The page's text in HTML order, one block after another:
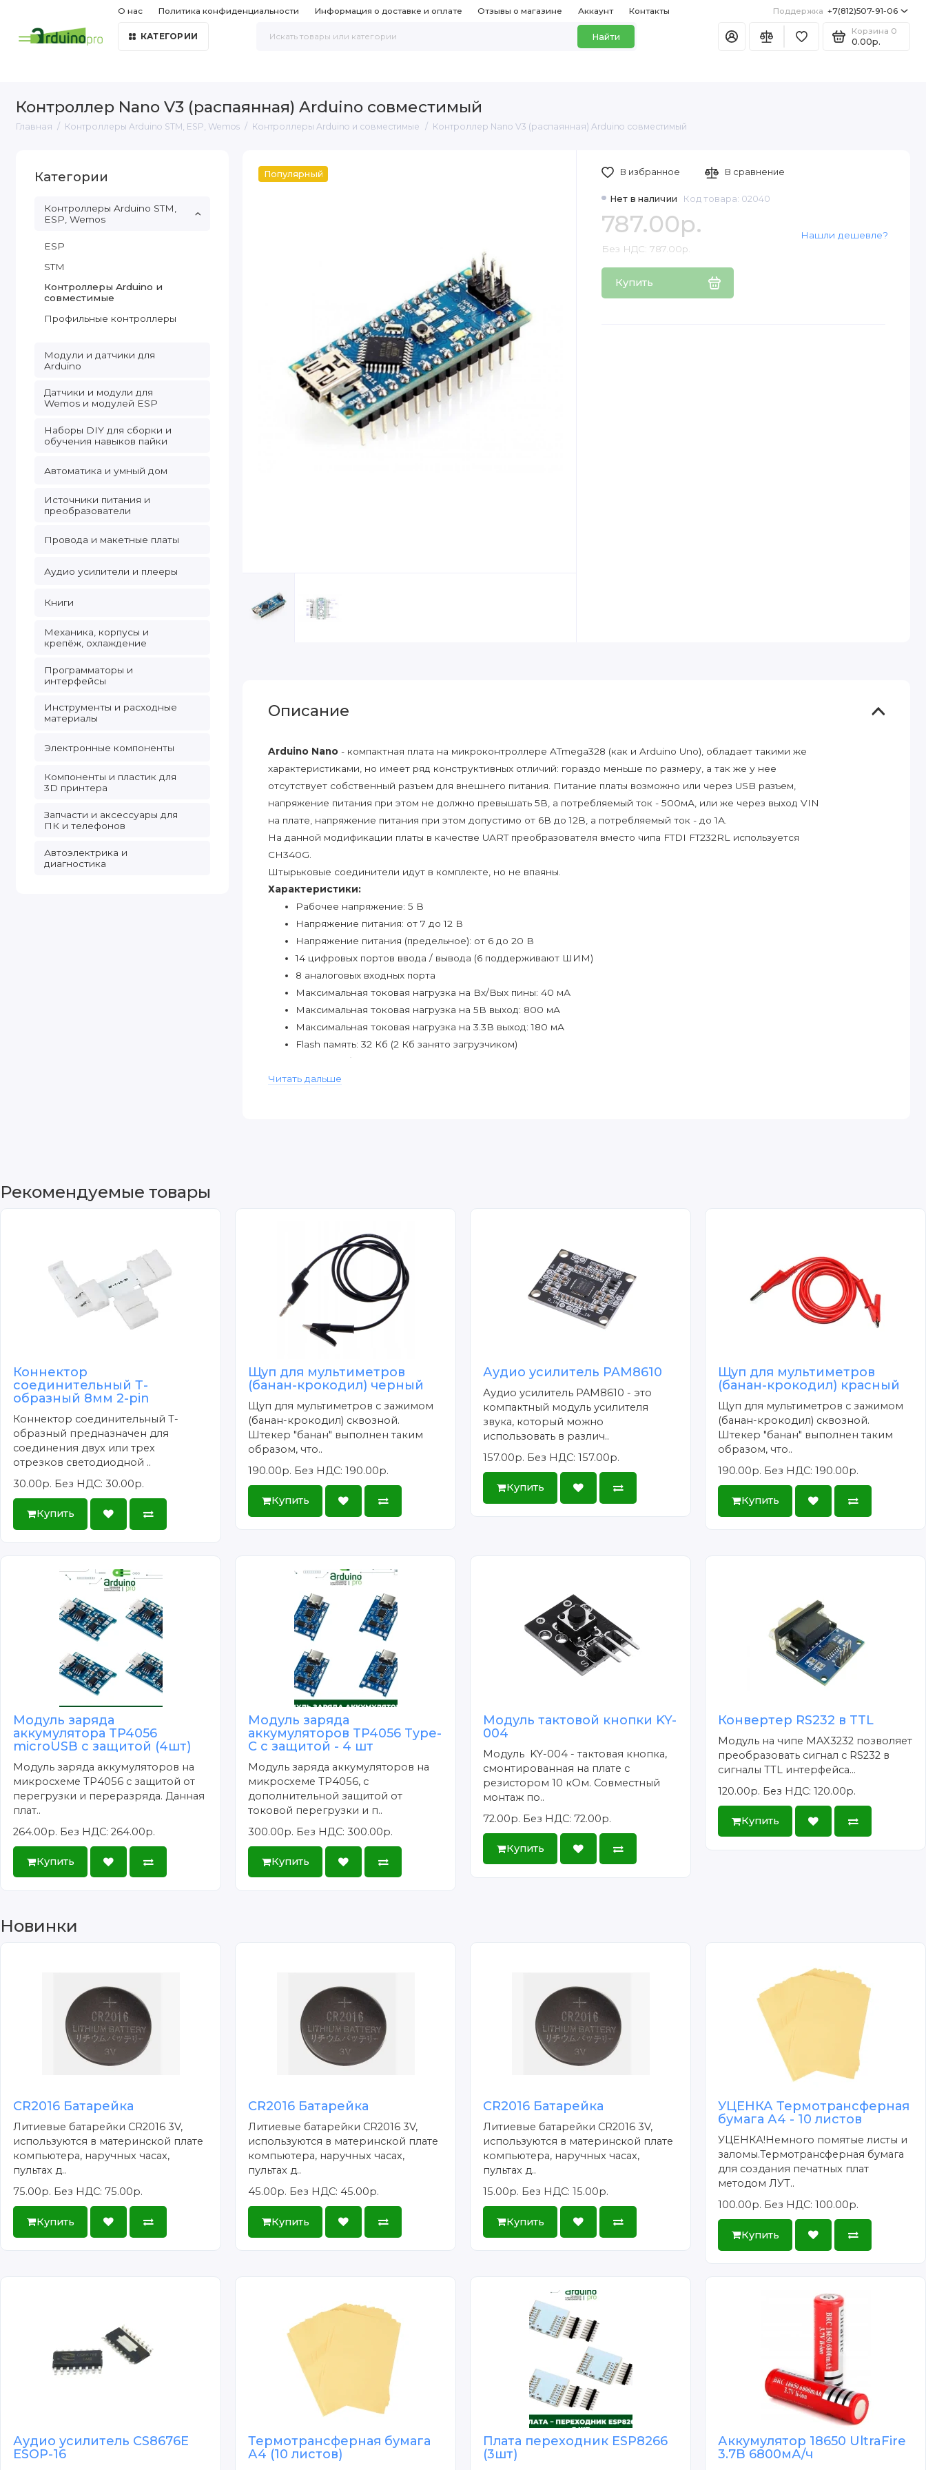
О нас Политика конфиденциальности Информация о доставке и оплате Отзывы о магазине Аккаунт Контакты Поддержка +7(812)507-91-06
КАТЕГОРИИ Найти
Корзина 0
0.00р.
Контроллер Nano V3 (распаянная) Arduino совместимый
Главная Контроллеры Arduino STM, ESP, Wemos Контроллеры Arduino и совместимые Контроллер Nano V3 (распаянная) Arduino совместимый
Категории
Контроллеры Arduino STM,
ESP, Wemos
ESP
STM
Контроллеры Arduino и
совместимые
Профильные контроллеры
Модули и датчики для
Arduino
Датчики и модули для
Wemos и модулей ESP
Наборы DIY для сборки и
обучения навыков пайки
Автоматика и умный дом
Источники питания и
преобразователи
Провода и макетные платы
Аудио усилители и плееры
Книги
Механика, корпусы и
крепёж, охлаждение
Программаторы и
интерфейсы
Инструменты и расходные
материалы
Электронные компоненты
Компоненты и пластик для
3D принтера
Запчасти и аксессуары для
ПК и телефонов
Автоэлектрика и
диагностика
Популярный
Нет в наличии Код товара: 02040
787.00р.
Без НДС: 787.00р.
Купить
Нашли дешевле?
В избранное В сравнение
Описание
Arduino Nano - компактная плата на микроконтроллере ATmega328 (как и Arduino Uno), обладает такими же
характеристиками, но имеет ряд конструктивных отличий: гораздо меньше по размеру, а так же у нее
отсутствует собственный разъем для внешнего питания. Питание платы возможно или через USB разъем,
напряжение питания при этом не должно превышать 5В, а потребляемый ток - 500мА, или же через выход VIN
на плате, напряжение питания при этом допустимо от 6В до 12В, а потребляемый ток - до 1А.
На данной модификации платы в качестве UART преобразователя вместо чипа FTDI FT232RL используется
CH340G.
Штырьковые соединители идут в комплекте, но не впаяны.
Характеристики:
Рабочее напряжение: 5 В
Напряжение питания: от 7 до 12 В
Напряжение питания (предельное): от 6 до 20 В
14 цифровых портов ввода / вывода (6 поддерживают ШИМ)
8 аналоговых входных порта
Максимальная токовая нагрузка на Вх/Вых пины: 40 мА
Максимальная токовая нагрузка на 5В выход: 800 мА
Максимальная токовая нагрузка на 3.3В выход: 180 мА
Flash память: 32 Кб (2 Кб занято загрузчиком)
SRAM: 2 Кб
EEPROM: 1 Кб
Читать дальше
Рекомендуемые товары
Коннектор
соединительный Т-
образный 8мм 2-pin
Коннектор соединительный Т-
образный предназначен для
соединения двух или трех
отрезков светодиодной ..
30.00р. Без НДС: 30.00р.
Купить
Щуп для мультиметров
(банан-крокодил) черный
Щуп для мультиметров с зажимом
(банан-крокодил) сквозной.
Штекер "банан" выполнен таким
образом, что..
190.00р. Без НДС: 190.00р.
Купить
Аудио усилитель PAM8610
Аудио усилитель PAM8610 - это
компактный модуль усилителя
звука, который можно
использовать в различ..
157.00р. Без НДС: 157.00р.
Купить
Щуп для мультиметров
(банан-крокодил) красный
Щуп для мультиметров с зажимом
(банан-крокодил) сквозной.
Штекер "банан" выполнен таким
образом, что..
190.00р. Без НДС: 190.00р.
Купить
Модуль заряда
аккумулятора TP4056
microUSB с защитой (4шт)
Модуль заряда аккумуляторов на
микросхеме TP4056 с защитой от
перегрузки и переразряда. Данная
плат..
264.00р. Без НДС: 264.00р.
Купить
Модуль заряда
аккумуляторов TP4056 Type-
C с защитой - 4 шт
Модуль заряда аккумуляторов на
микросхеме TP4056, с
дополнительной защитой от
токовой перегрузки и п..
300.00р. Без НДС: 300.00р.
Купить
Модуль тактовой кнопки KY-
004
Модуль KY-004 - тактовая кнопка,
смонтированная на плате с
резистором 10 кОм. Совместный
монтаж по..
72.00р. Без НДС: 72.00р.
Купить
Конвертер RS232 в TTL
Модуль на чипе MAX3232 позволяет
преобразовать сигнал с RS232 в
сигналы TTL интерфейса...
120.00р. Без НДС: 120.00р.
Купить
Новинки
CR2016 Батарейка
Литиевые батарейки CR2016 3V,
используются в материнской плате
компьютера, наручных часах,
пультах д..
75.00р. Без НДС: 75.00р.
Купить
CR2016 Батарейка
Литиевые батарейки CR2016 3V,
используются в материнской плате
компьютера, наручных часах,
пультах д..
45.00р. Без НДС: 45.00р.
Купить
CR2016 Батарейка
Литиевые батарейки CR2016 3V,
используются в материнской плате
компьютера, наручных часах,
пультах д..
15.00р. Без НДС: 15.00р.
Купить
УЦЕНКА Термотрансферная
бумага А4 - 10 листов
УЦЕНКА!Немного помятые листы и
заломы.Термотрансферная бумага
для создания печатных плат
методом ЛУТ..
100.00р. Без НДС: 100.00р.
Купить
Аудио усилитель CS8676E
ESOP-16
Термотрансферная бумага
А4 (10 листов)
Плата переходник ESP8266
(3шт)
Аккумулятор 18650 UltraFire
3.7В 6800мА/ч